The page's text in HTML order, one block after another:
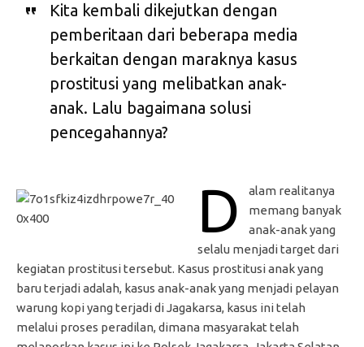
Kita kembali dikejutkan dengan
pemberitaan dari beberapa media
berkaitan dengan maraknya kasus
prostitusi yang melibatkan anak-
anak. Lalu bagaimana solusi
pencegahannya?
D
alam realitanya
memang banyak
anak-anak yang
selalu menjadi target dari
kegiatan prostitusi tersebut. Kasus prostitusi anak yang
baru terjadi adalah, kasus anak-anak yang menjadi pelayan
warung kopi yang terjadi di Jagakarsa, kasus ini telah
melalui proses peradilan, dimana masyarakat telah